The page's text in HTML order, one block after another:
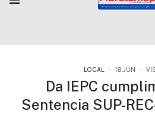
LOCAL 18.JUN
Da IEPC
Sentencia SUP-